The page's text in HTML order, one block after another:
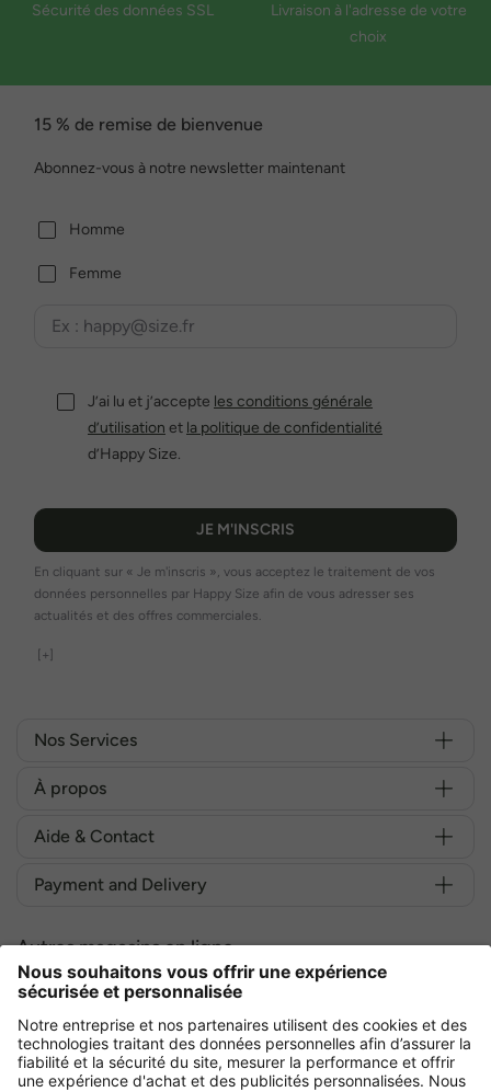
Sécurité des données SSL
Livraison à l'adresse de votre
choix
15 % de remise de bienvenue
Abonnez-vous à notre newsletter maintenant
Homme
Femme
J’ai lu et j’accepte les conditions générale
d’utilisation et la politique de confidentialité
d’Happy Size.
JE M'INSCRIS
En cliquant sur « Je m'inscris », vous acceptez le traitement de vos
données personnelles par Happy Size afin de vous adresser ses
actualités et des offres commerciales.
[+]
Nos Services
À propos
Aide & Contact
Payment and Delivery
Autres magasins en ligne
France
Achetez en toute sécurité avec :